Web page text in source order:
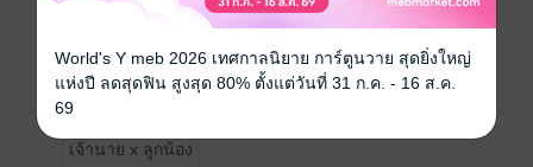
ในเมื่อรักแล้วมันพัง... งั้นก็ขอแค่ 'ได้' แล้วจากกันไป ให้
Girl love / Yuri แอบรัก
เจ้านาย x ลูกน้อง
World's Y meb 2026 เทศกาลนิยาย การ์ตูนวาย สุดยิ่งใหญ่
แห่งปี ลดสุดฟิน สูงสุด 80% ตั้งแต่วันที่ 31 ก.ค. - 16 ส.ค.
69